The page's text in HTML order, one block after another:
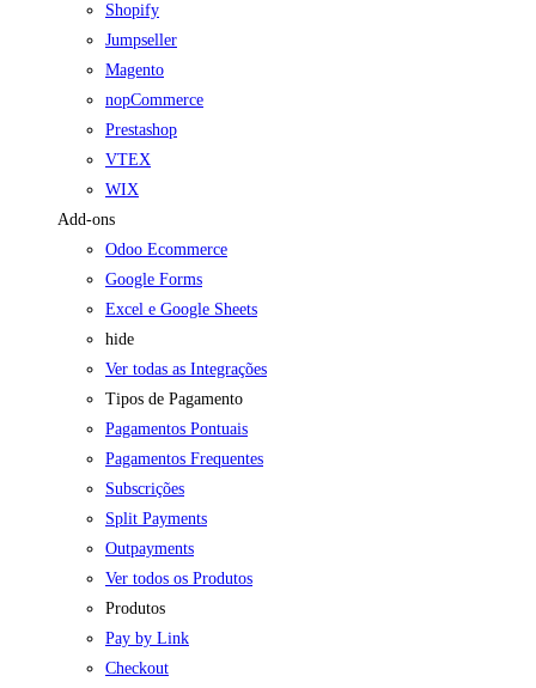
Shopify
Jumpseller
Magento
nopCommerce
Prestashop
VTEX
WIX
Add-ons
Odoo Ecommerce
Google Forms
Excel e Google Sheets
hide
Ver todas as Integrações
Tipos de Pagamento
Pagamentos Pontuais
Pagamentos Frequentes
Subscrições
Split Payments
Outpayments
Ver todos os Produtos
Produtos
Pay by Link
Checkout